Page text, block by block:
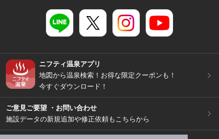
ニフティ温泉アプリ
地図から温泉検索！お得な限定クーポンも！
今すぐダウンロード！
ご意見ご要望 ・お問い合わせ
施設データの新規追加や修正依頼もこちらから